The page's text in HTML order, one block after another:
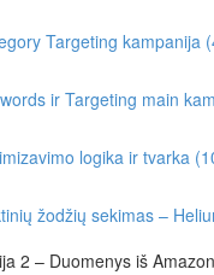
Targeting kampanija
ir Targeting main
logika ir tvarka
žodžių sekimas –
2 – Duomenys iš Amazon